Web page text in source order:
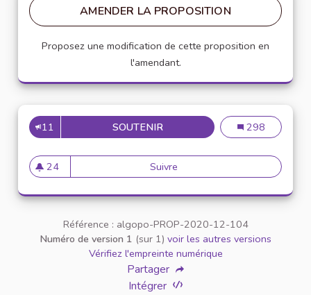
AMENDER LA PROPOSITION
Proposez une modification de cette proposition en
l'amendant.
11 SOUTENIR INSCRIRE LA CHARTE DANS
Inscrire la
298
24
24 abonnés
Suivre Inscrire la charte dans un
Référence : algopo-PROP-2020-12-104
Numéro de version 1 (sur 1) voir les autres versions
Vérifiez l'empreinte numérique
Partager
Intégrer